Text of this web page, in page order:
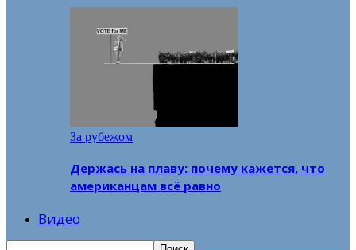
За рубежом
Держась на плаву: почему кажется, что
американцам всё равно
Видео